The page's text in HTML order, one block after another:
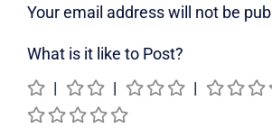
Your email address will not be
What is it like to Post?